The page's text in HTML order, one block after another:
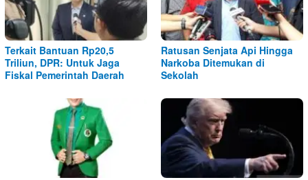
Terkait Bantuan Rp20,5
Triliun, DPR: Untuk Jaga
Fiskal Pemerintah Daerah
Ratusan Senjata Api Hingga
Narkoba Ditemukan di
Sekolah